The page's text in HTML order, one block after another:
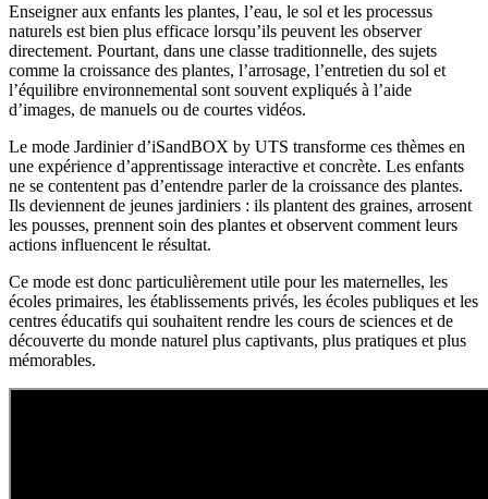
Enseigner aux enfants les plantes, l’eau, le sol et les processus
naturels est bien plus efficace lorsqu’ils peuvent les observer
directement. Pourtant, dans une classe traditionnelle, des sujets
comme la croissance des plantes, l’arrosage, l’entretien du sol et
l’équilibre environnemental sont souvent expliqués à l’aide
d’images, de manuels ou de courtes vidéos.
Le mode Jardinier d’iSandBOX by UTS transforme ces thèmes en
une expérience d’apprentissage interactive et concrète. Les enfants
ne se contentent pas d’entendre parler de la croissance des plantes.
Ils deviennent de jeunes jardiniers : ils plantent des graines, arrosent
les pousses, prennent soin des plantes et observent comment leurs
actions influencent le résultat.
Ce mode est donc particulièrement utile pour les maternelles, les
écoles primaires, les établissements privés, les écoles publiques et les
centres éducatifs qui souhaitent rendre les cours de sciences et de
découverte du monde naturel plus captivants, plus pratiques et plus
mémorables.